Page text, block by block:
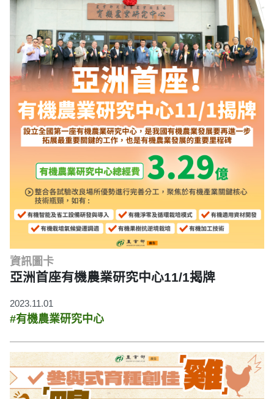
資訊圖卡
亞洲首座有機農業研究中心11/1揭牌
2023.11.01
#有機農業研究中心